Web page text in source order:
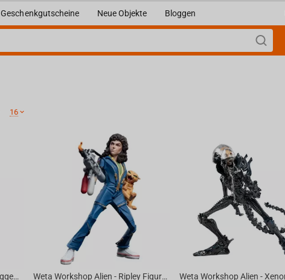
Geschenkgutscheine Neue Objekte Bloggen
16
Weta Workshop Alien - Facehugger Figure Mini Epic Weta Workshop Alien - Ripley Figure Mini Epic